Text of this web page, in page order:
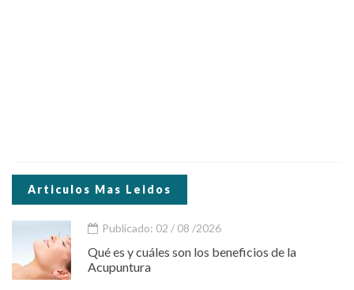
Articulos Mas Leidos
Publicado: 02 / 08 /2026
Qué es y cuáles son los beneficios de la
Acupuntura